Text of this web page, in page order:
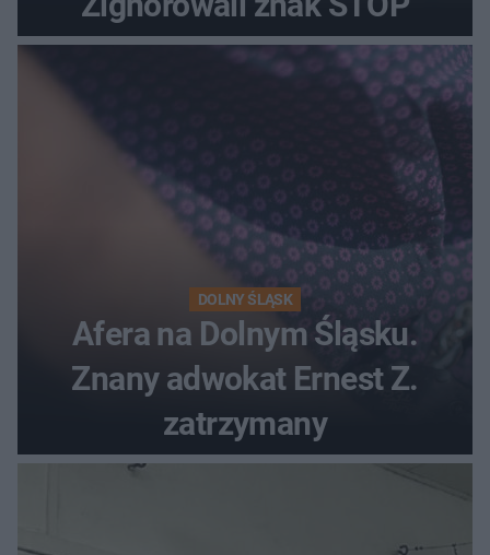
DOLNY ŚLĄSK
Afera na Dolnym Śląsku.
Znany adwokat Ernest Z.
zatrzymany